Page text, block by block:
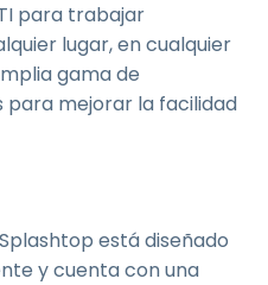
para trabajar
lugar, en cualquier
gama de
mejorar la facilidad
Splashtop está diseñado
y cuenta con una